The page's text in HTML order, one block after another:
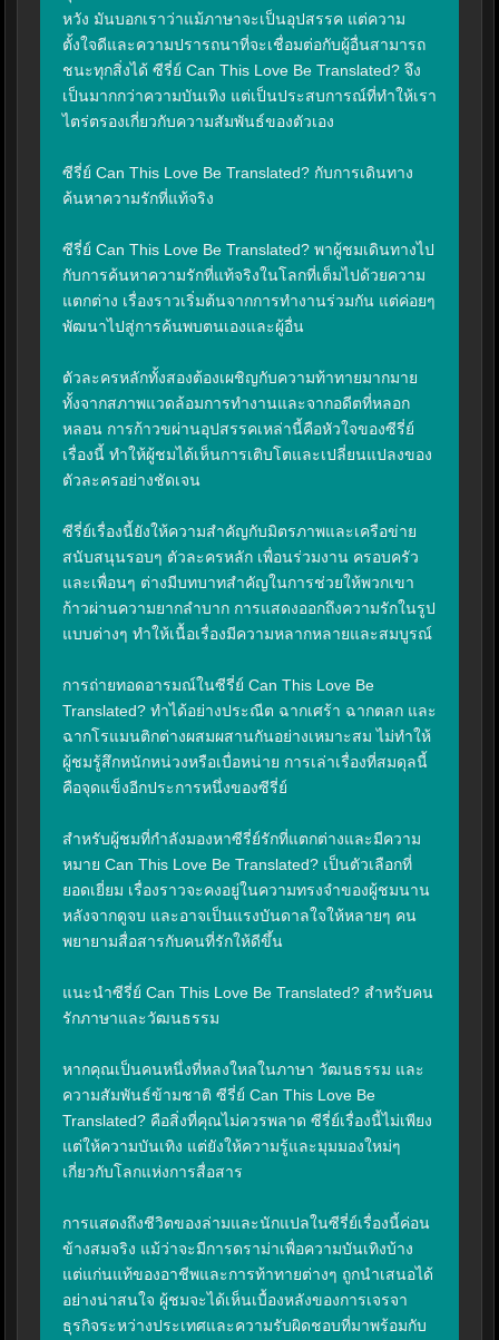
หวัง มันบอกเราว่าแม้ภาษาจะเป็นอุปสรรค แต่ความ
ตั้งใจดีและความปรารถนาที่จะเชื่อมต่อกับผู้อื่นสามารถ
ชนะทุกสิ่งได้ ซีรี่ย์ Can This Love Be Translated? จึง
เป็นมากกว่าความบันเทิง แต่เป็นประสบการณ์ที่ทำให้เรา
ไตร่ตรองเกี่ยวกับความสัมพันธ์ของตัวเอง
ซีรี่ย์ Can This Love Be Translated? กับการเดินทาง
ค้นหาความรักที่แท้จริง
ซีรี่ย์ Can This Love Be Translated? พาผู้ชมเดินทางไป
กับการค้นหาความรักที่แท้จริงในโลกที่เต็มไปด้วยความ
แตกต่าง เรื่องราวเริ่มต้นจากการทำงานร่วมกัน แต่ค่อยๆ
พัฒนาไปสู่การค้นพบตนเองและผู้อื่น
ตัวละครหลักทั้งสองต้องเผชิญกับความท้าทายมากมาย
ทั้งจากสภาพแวดล้อมการทำงานและจากอดีตที่หลอก
หลอน การก้าวขผ่านอุปสรรคเหล่านี้คือหัวใจของซีรี่ย์
เรื่องนี้ ทำให้ผู้ชมได้เห็นการเติบโตและเปลี่ยนแปลงของ
ตัวละครอย่างชัดเจน
ซีรี่ย์เรื่องนี้ยังให้ความสำคัญกับมิตรภาพและเครือข่าย
สนับสนุนรอบๆ ตัวละครหลัก เพื่อนร่วมงาน ครอบครัว
และเพื่อนๆ ต่างมีบทบาทสำคัญในการช่วยให้พวกเขา
ก้าวผ่านความยากลำบาก การแสดงออกถึงความรักในรูป
แบบต่างๆ ทำให้เนื้อเรื่องมีความหลากหลายและสมบูรณ์
การถ่ายทอดอารมณ์ในซีรี่ย์ Can This Love Be
Translated? ทำได้อย่างประณีต ฉากเศร้า ฉากตลก และ
ฉากโรแมนติกต่างผสมผสานกันอย่างเหมาะสม ไม่ทำให้
ผู้ชมรู้สึกหนักหน่วงหรือเบื่อหน่าย การเล่าเรื่องที่สมดุลนี้
คือจุดแข็งอีกประการหนึ่งของซีรี่ย์
สำหรับผู้ชมที่กำลังมองหาซีรี่ย์รักที่แตกต่างและมีความ
หมาย Can This Love Be Translated? เป็นตัวเลือกที่
ยอดเยี่ยม เรื่องราวจะคงอยู่ในความทรงจำของผู้ชมนาน
หลังจากดูจบ และอาจเป็นแรงบันดาลใจให้หลายๆ คน
พยายามสื่อสารกับคนที่รักให้ดีขึ้น
แนะนำซีรี่ย์ Can This Love Be Translated? สำหรับคน
รักภาษาและวัฒนธรรม
หากคุณเป็นคนหนึ่งที่หลงใหลในภาษา วัฒนธรรม และ
ความสัมพันธ์ข้ามชาติ ซีรี่ย์ Can This Love Be
Translated? คือสิ่งที่คุณไม่ควรพลาด ซีรี่ย์เรื่องนี้ไม่เพียง
แต่ให้ความบันเทิง แต่ยังให้ความรู้และมุมมองใหม่ๆ
เกี่ยวกับโลกแห่งการสื่อสาร
การแสดงถึงชีวิตของล่ามและนักแปลในซีรี่ย์เรื่องนี้ค่อน
ข้างสมจริง แม้ว่าจะมีการดราม่าเพื่อความบันเทิงบ้าง
แต่แก่นแท้ของอาชีพและการท้าทายต่างๆ ถูกนำเสนอได้
อย่างน่าสนใจ ผู้ชมจะได้เห็นเบื้องหลังของการเจรจา
ธุรกิจระหว่างประเทศและความรับผิดชอบที่มาพร้อมกับ